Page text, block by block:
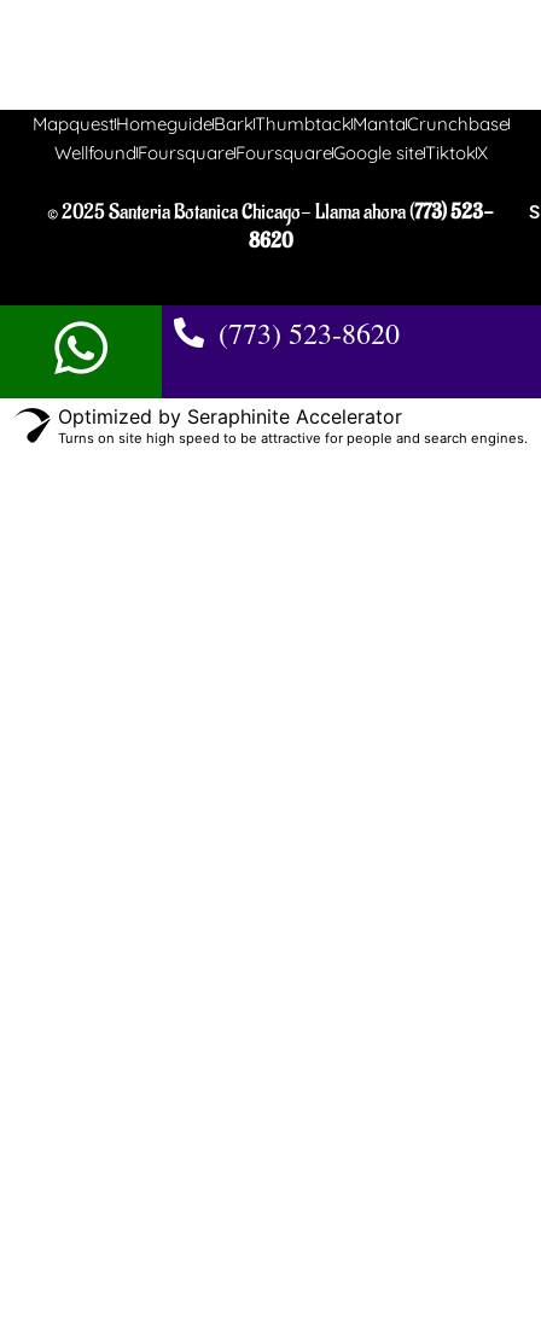
MapquestHomeguideBarkThumbtackMantaCrunchbase
WellfoundFoursquareFoursquareGoogle siteTiktokX
© 2025 Santeria Botanica Chicago- Llama ahora (773) 523-
8620
(773) 523-8620
Optimized by Seraphinite Accelerator
Turns on site high speed to be attractive for people and search engines.